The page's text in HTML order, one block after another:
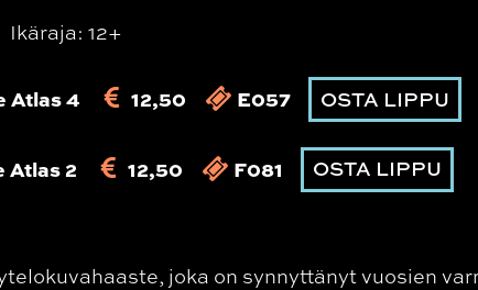
Ikäraja: 12+
Atlas 4 12,50 E057 OSTA LIPPU
Atlas 2 12,50 F081 OSTA LIPPU
joka on synnyttänyt vuosien